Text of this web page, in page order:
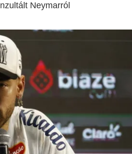
Neymarról